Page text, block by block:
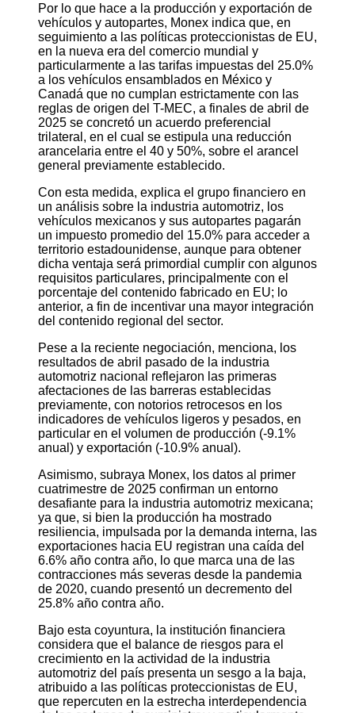
Por lo que hace a la producción y exportación de
vehículos y autopartes, Monex indica que, en
seguimiento a las políticas proteccionistas de EU,
en la nueva era del comercio mundial y
particularmente a las tarifas impuestas del 25.0%
a los vehículos ensamblados en México y
Canadá que no cumplan estrictamente con las
reglas de origen del T-MEC, a finales de abril de
2025 se concretó un acuerdo preferencial
trilateral, en el cual se estipula una reducción
arancelaria entre el 40 y 50%, sobre el arancel
general previamente establecido.
Con esta medida, explica el grupo financiero en
un análisis sobre la industria automotriz, los
vehículos mexicanos y sus autopartes pagarán
un impuesto promedio del 15.0% para acceder a
territorio estadounidense, aunque para obtener
dicha ventaja será primordial cumplir con algunos
requisitos particulares, principalmente con el
porcentaje del contenido fabricado en EU; lo
anterior, a fin de incentivar una mayor integración
del contenido regional del sector.
Pese a la reciente negociación, menciona, los
resultados de abril pasado de la industria
automotriz nacional reflejaron las primeras
afectaciones de las barreras establecidas
previamente, con notorios retrocesos en los
indicadores de vehículos ligeros y pesados, en
particular en el volumen de producción (-9.1%
anual) y exportación (-10.9% anual).
Asimismo, subraya Monex, los datos al primer
cuatrimestre de 2025 confirman un entorno
desafiante para la industria automotriz mexicana;
ya que, si bien la producción ha mostrado
resiliencia, impulsada por la demanda interna, las
exportaciones hacia EU registran una caída del
6.6% año contra año, lo que marca una de las
contracciones más severas desde la pandemia
de 2020, cuando presentó un decremento del
25.8% año contra año.
Bajo esta coyuntura, la institución financiera
considera que el balance de riesgos para el
crecimiento en la actividad de la industria
automotriz del país presenta un sesgo a la baja,
atribuido a las políticas proteccionistas de EU,
que repercuten en la estrecha interdependencia